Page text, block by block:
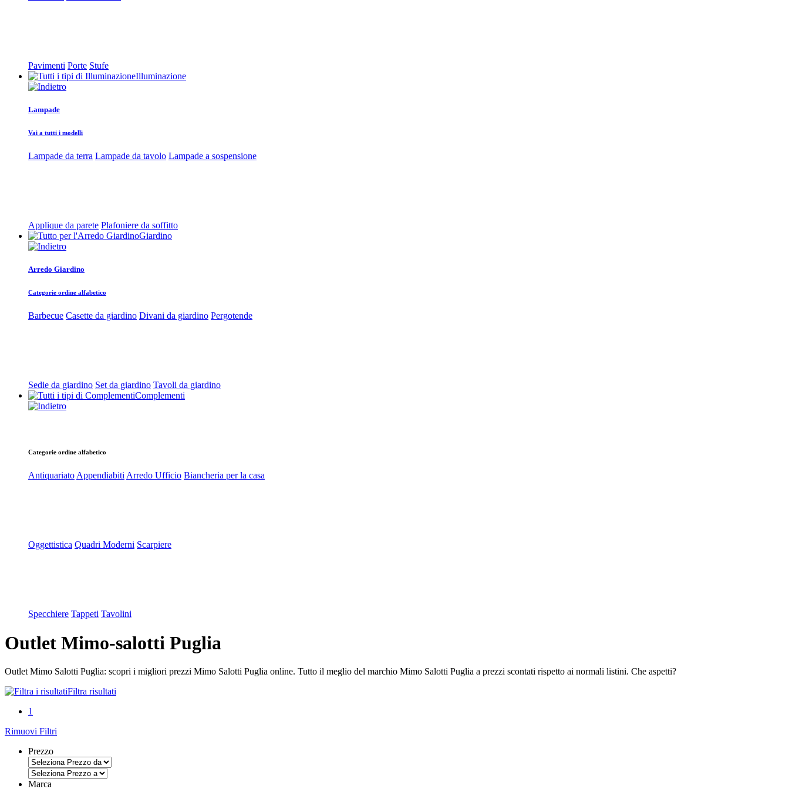
Pavimenti Porte Stufe
Illuminazione
Lampade
Vai a tutti i modelli
Lampade da terra Lampade da tavolo Lampade a sospensione
Applique da parete Plafoniere da soffitto
Giardino
Arredo Giardino
Categorie ordine alfabetico
Barbecue Casette da giardino Divani da giardino Pergotende
Sedie da giardino Set da giardino Tavoli da giardino
Complementi
Categorie ordine alfabetico
Antiquariato Appendiabiti Arredo Ufficio Biancheria per la casa
Oggettistica Quadri Moderni Scarpiere
Specchiere Tappeti Tavolini
Outlet Mimo-salotti Puglia
Outlet Mimo Salotti Puglia: scopri i migliori prezzi Mimo Salotti Puglia online. Tutto il meglio del marchio Mimo Salotti Puglia a prezzi scontati rispetto ai normali listini. Che aspetti?
Filtra risultati
1
Rimuovi Filtri
Prezzo
Marca